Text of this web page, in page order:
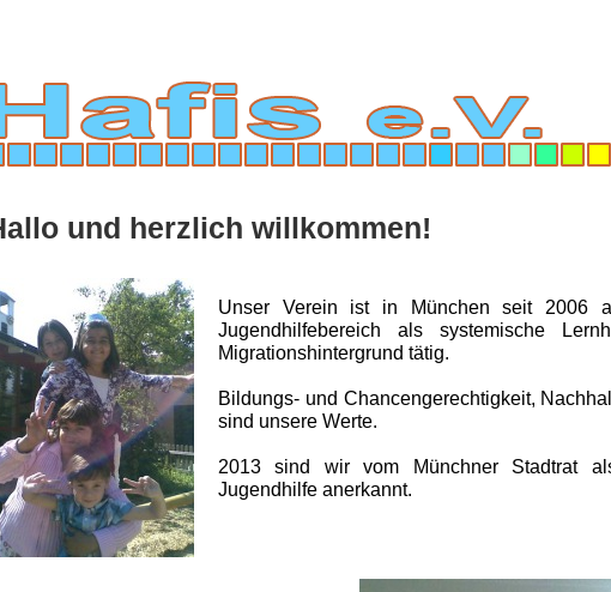
und herzlich willkommen!
Unser Verein ist in München seit 2006
Jugendhilfebereich als systemische
Migrationshintergrund tätig.
Bildungs- und Chancengerechtigkeit,
sind unsere Werte.
2013 sind wir vom Münchner Stadtrat
Jugendhilfe anerkannt.